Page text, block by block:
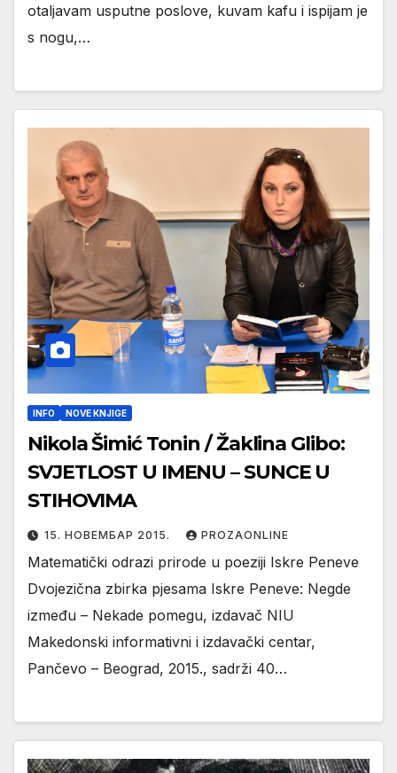
otaljavam usputne poslove, kuvam kafu i ispijam je
s nogu,…
INFO NOVE KNJIGE
Nikola Šimić Tonin / Žaklina Glibo:
SVJETLOST U IMENU – SUNCE U
STIHOVIMA
15. НОВЕМБАР 2015. PROZAONLINE
Matematički odrazi prirode u poeziji Iskre Peneve
Dvojezična zbirka pjesama Iskre Peneve: Negde
između – Nekade pomegu, izdavač NIU
Makedonski informativni i izdavački centar,
Pančevo – Beograd, 2015., sadrži 40…